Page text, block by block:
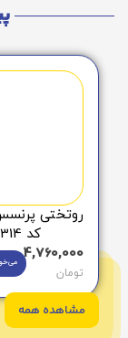
روتختی
کد B314
4,760,000
تومان
مشاهده همه